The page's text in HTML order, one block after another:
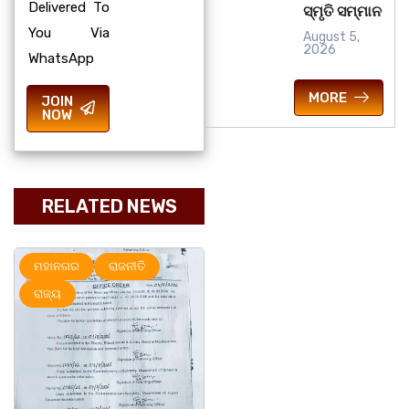
Delivered To
You Via
WhatsApp
JOIN
NOW
RELATED NEWS
ରାଜନୀତି
ସ୍ମୃତି ସମ୍ମାନ
August 5,
2026
MORE